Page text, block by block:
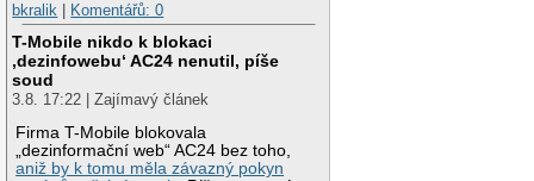
bkralik
Komentářů: 0
T-Mobile nikdo k blokaci
‚dezinfowebu‘ AC24 nenutil, píše
soud
3.8. 17:22 | Zajímavý článek
Firma T-Mobile blokovala
„dezinformační web“ AC24 bez toho,
aniž by k tomu měla závazný pokyn